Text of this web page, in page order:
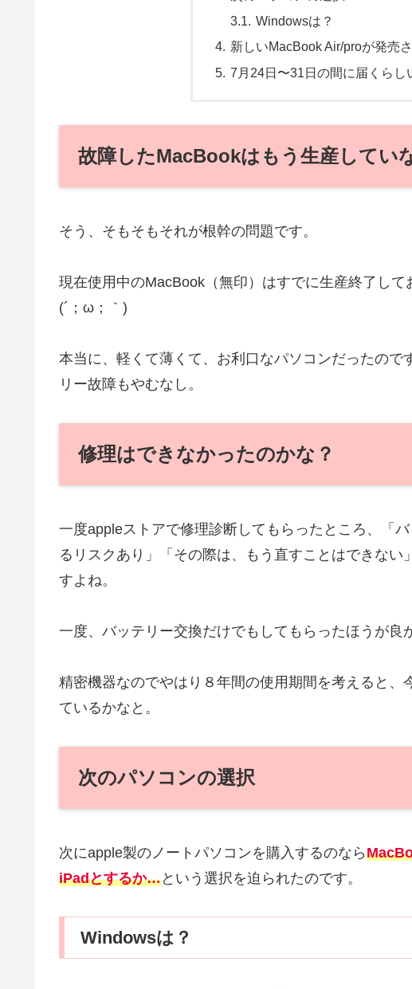
Windowsは？
新しいMacBook Air/proが発売
7月24日〜31日の間に届くらし
故障したMacBookはもう生産してい
そう、そもそもそれが根幹の問題です。
現在使用中のMacBook（無印）はすでに生産終了し
(´；ω；｀)
本当に、軽くて薄くて、お利口なパソコンだったの
リー故障もやむなし。
修理はできなかったのかな？
一度appleストアで修理診断してもらったところ、「
るリスクあり」「その際は、もう直すことはできな
すよね。
一度、バッテリー交換だけでもしてもらったほうが良
精密機器なのでやはり８年間の使用期間を考えると、
ているかなと。
次のパソコンの選択
次にapple製のノートパソコンを購入するのなら
iPadとするか…という選択を迫られたのです。
Windowsは？